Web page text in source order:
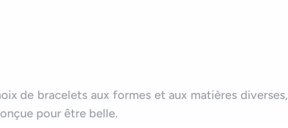
de bracelets aux formes et aux matières diverses,
pour être belle.